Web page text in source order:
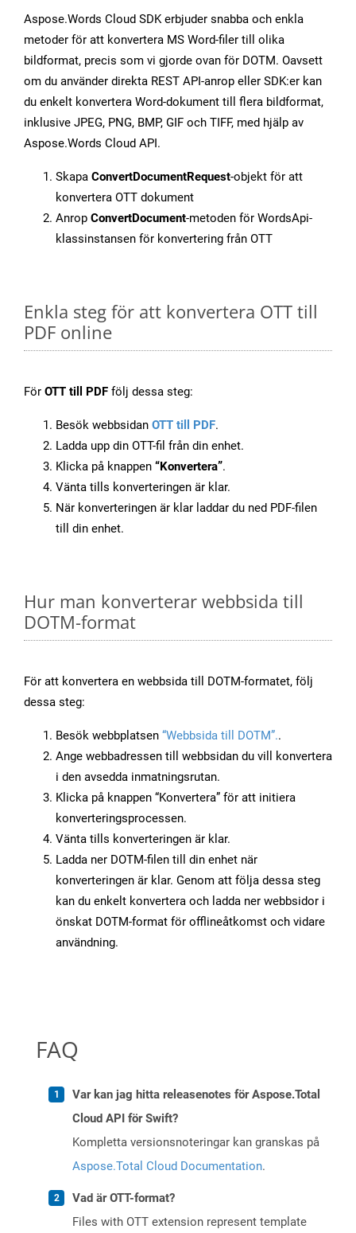
Aspose.Words Cloud SDK erbjuder snabba och enkla
metoder för att konvertera MS Word-filer till olika
bildformat, precis som vi gjorde ovan för DOTM. Oavsett
om du använder direkta REST API-anrop eller SDK:er kan
du enkelt konvertera Word-dokument till flera bildformat,
inklusive JPEG, PNG, BMP, GIF och TIFF, med hjälp av
Aspose.Words Cloud API.
Skapa ConvertDocumentRequest-objekt för att
konvertera OTT dokument
Anrop ConvertDocument-metoden för WordsApi-
klassinstansen för konvertering från OTT
Enkla steg för att konvertera OTT till
PDF online
För OTT till PDF följ dessa steg:
Besök webbsidan OTT till PDF.
Ladda upp din OTT-fil från din enhet.
Klicka på knappen “Konvertera”.
Vänta tills konverteringen är klar.
När konverteringen är klar laddar du ned PDF-filen
till din enhet.
Hur man konverterar webbsida till
DOTM-format
För att konvertera en webbsida till DOTM-formatet, följ
dessa steg:
Besök webbplatsen “Webbsida till DOTM”..
Ange webbadressen till webbsidan du vill konvertera
i den avsedda inmatningsrutan.
Klicka på knappen “Konvertera” för att initiera
konverteringsprocessen.
Vänta tills konverteringen är klar.
Ladda ner DOTM-filen till din enhet när
konverteringen är klar. Genom att följa dessa steg
kan du enkelt konvertera och ladda ner webbsidor i
önskat DOTM-format för offlineåtkomst och vidare
användning.
FAQ
Var kan jag hitta releasenotes för Aspose.Total
Cloud API för Swift?
Kompletta versionsnoteringar kan granskas på
Aspose.Total Cloud Documentation.
Vad är OTT-format?
Files with OTT extension represent template